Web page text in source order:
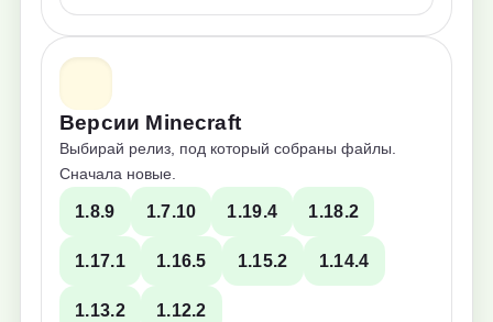
Версии Minecraft
Выбирай релиз, под который собраны файлы.
Сначала новые.
1.8.9 1.7.10 1.19.4 1.18.2
1.17.1 1.16.5 1.15.2 1.14.4
1.13.2 1.12.2